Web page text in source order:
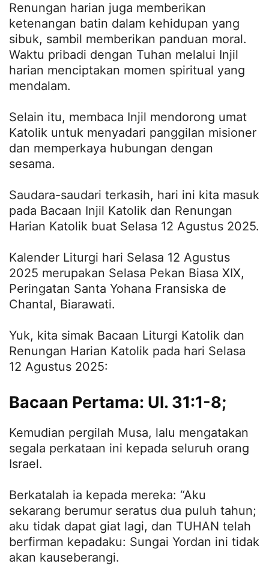
Renungan harian juga memberikan
ketenangan batin dalam kehidupan yang
sibuk, sambil memberikan panduan moral.
Waktu pribadi dengan Tuhan melalui Injil
harian menciptakan momen spiritual yang
mendalam.
Selain itu, membaca Injil mendorong umat
Katolik untuk menyadari panggilan misioner
dan memperkaya hubungan dengan
sesama.
Saudara-saudari terkasih, hari ini kita masuk
pada Bacaan Injil Katolik dan Renungan
Harian Katolik buat Selasa 12 Agustus 2025.
Kalender Liturgi hari Selasa 12 Agustus
2025 merupakan Selasa Pekan Biasa XIX,
Peringatan Santa Yohana Fransiska de
Chantal, Biarawati.
Yuk, kita simak Bacaan Liturgi Katolik dan
Renungan Harian Katolik pada hari Selasa
12 Agustus 2025:
Bacaan Pertama: Ul. 31:1-8;
Kemudian pergilah Musa, lalu mengatakan
segala perkataan ini kepada seluruh orang
Israel.
Berkatalah ia kepada mereka: “Aku
sekarang berumur seratus dua puluh tahun;
aku tidak dapat giat lagi, dan TUHAN telah
berfirman kepadaku: Sungai Yordan ini tidak
akan kauseberangi.